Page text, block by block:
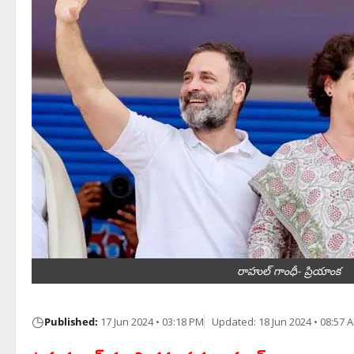
రాహుల్ గాంధీ- ప్రియాంక
◷Published: 17 Jun 2024 • 03:18 PM Updated: 18 Jun 2024 • 08:57